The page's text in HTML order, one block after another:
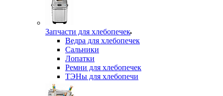
Запчасти для хлебопечек
Ведра для хлебопечек
Сальники
Лопатки
Ремни для хлебопечек
ТЭНы для хлебопечи